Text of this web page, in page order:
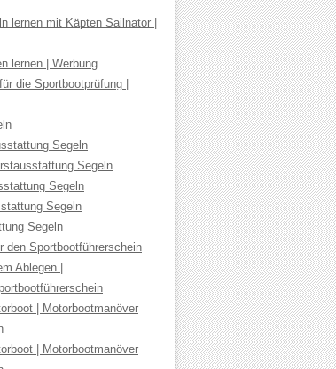
lernen mit Käpten Sailnator |
lernen | Werbung
die Sportbootprüfung |
Segeln
Segeln
Segeln
Segeln
Segeln
den Sportbootführerschein
Ablegen |
| Motorbootmanöver
| Motorbootmanöver